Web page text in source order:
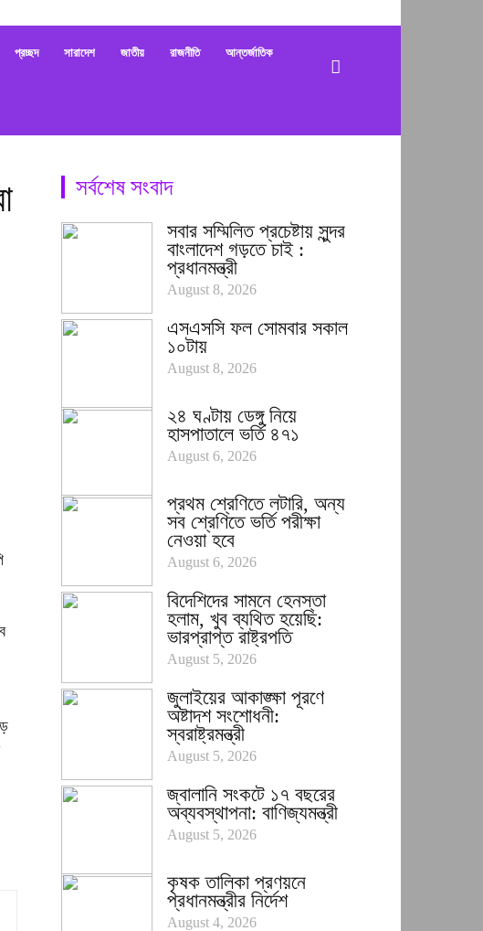
Sheershabani
প্রচ্ছদ সারাদেশ জাতীয় রাজনীতি আন্তর্জাতিক
সর্বশেষ সংবাদ
সবার সম্মিলিত প্রচেষ্টায় সুন্দর
বাংলাদেশ গড়তে চাই :
প্রধানমন্ত্রী
August 8, 2026
এসএসসি ফল সোমবার সকাল
১০টায়
August 8, 2026
২৪ ঘণ্টায় ডেঙ্গু নিয়ে
হাসপাতালে ভর্তি ৪৭১
August 6, 2026
প্রথম শ্রেণিতে লটারি, অন্য
সব শ্রেণিতে ভর্তি পরীক্ষা
নেওয়া হবে
August 6, 2026
বিদেশিদের সামনে হেনস্তা
হলাম, খুব ব্যথিত হয়েছি:
ভারপ্রাপ্ত রাষ্ট্রপতি
August 5, 2026
জুলাইয়ের আকাঙ্ক্ষা পূরণে
অষ্টাদশ সংশোধনী:
স্বরাষ্ট্রমন্ত্রী
August 5, 2026
জ্বালানি সংকটে ১৭ বছরের
অব্যবস্থাপনা: বাণিজ্যমন্ত্রী
August 5, 2026
কৃষক তালিকা প্রণয়নে
প্রধানমন্ত্রীর নির্দেশ
August 4, 2026